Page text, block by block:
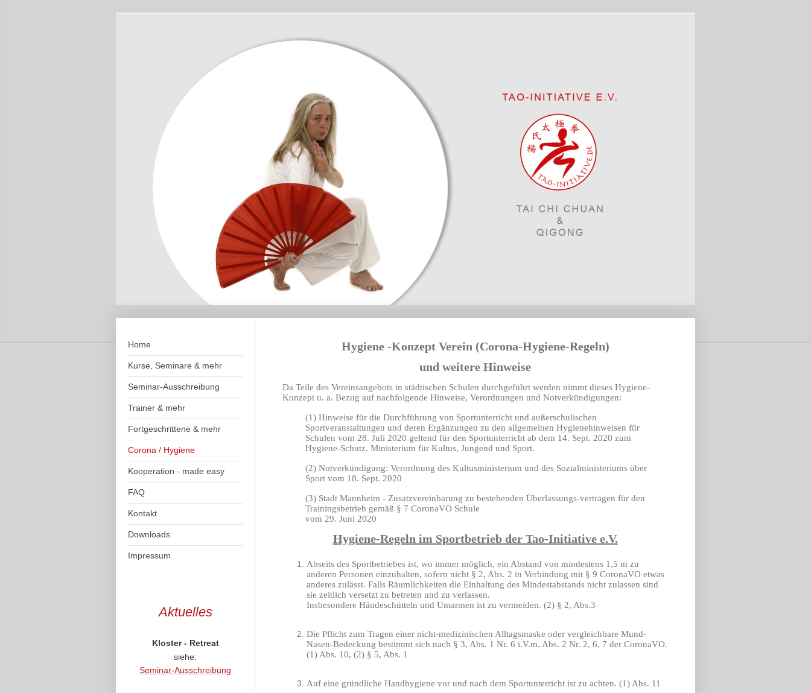
Home
Kurse, Seminare & mehr
Seminar-Ausschreibung
Trainer & mehr
Fortgeschrittene & mehr
Corona / Hygiene
Kooperation - made easy
FAQ
Kontakt
Downloads
Impressum
Hygiene -Konzept Verein (Corona-Hygiene-Regeln)
und weitere Hinweise
Da Teile des Vereinsangebots in städtischen Schulen durchgeführt werden nimmt dieses Hygiene-
Konzept u. a. Bezug auf nachfolgende Hinweise, Verordnungen und Notverkündigungen:
(1) Hinweise für die Durchführung von Sportunterricht und außerschulischen
Sportveranstaltungen und deren Ergänzungen zu den allgemeinen Hygienehinweisen für
Schulen vom 28. Juli 2020 geltend für den Sportunterricht ab dem 14. Sept. 2020 zum
Hygiene-Schutz. Ministerium für Kultus, Jungend und Sport.
(2) Notverkündigung: Verordnung des Kultusministerium und des Sozialministeriums über
Sport vom 18. Sept. 2020
(3) Stadt Mannheim - Zusatzvereinbarung zu bestehenden Überlassungs-verträgen für den
Trainingsbetrieb gemäß § 7 CoronaVO Schule
vom 29. Juni 2020
Hygiene-Regeln im Sportbetrieb der Tao-Initiative e.V.
Abseits des Sportbetriebes ist, wo immer möglich, ein Abstand von mindestens 1,5 m zu
anderen Personen einzuhalten, sofern nicht § 2, Abs. 2 in Verbindung mit § 9 CoronaVO etwas
anderes zulässt. Falls Räumlichkeiten die Einhaltung des Mindestabstands nicht zulassen sind
sie zeitlich versetzt zu betreten und zu verlassen.
Insbesondere Händeschütteln und Umarmen ist zu vermeiden. (2) § 2, Abs.3
Die Pflicht zum Tragen einer nicht-medizinischen Alltagsmaske oder vergleichbare Mund-
Nasen-Bedeckung bestimmt sich nach § 3, Abs. 1 Nr. 6 i.V.m. Abs. 2 Nr. 2, 6, 7 der CoronaVO.
(1) Abs. 10, (2) § 5, Abs. 1
Auf eine gründliche Handhygiene vor und nach dem Sportunterricht ist zu achten. (1) Abs. 11
Aktuelles
Kloster - Retreat
siehe:
Seminar-Ausschreibung